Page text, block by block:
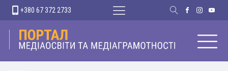
+380 67 372 2733